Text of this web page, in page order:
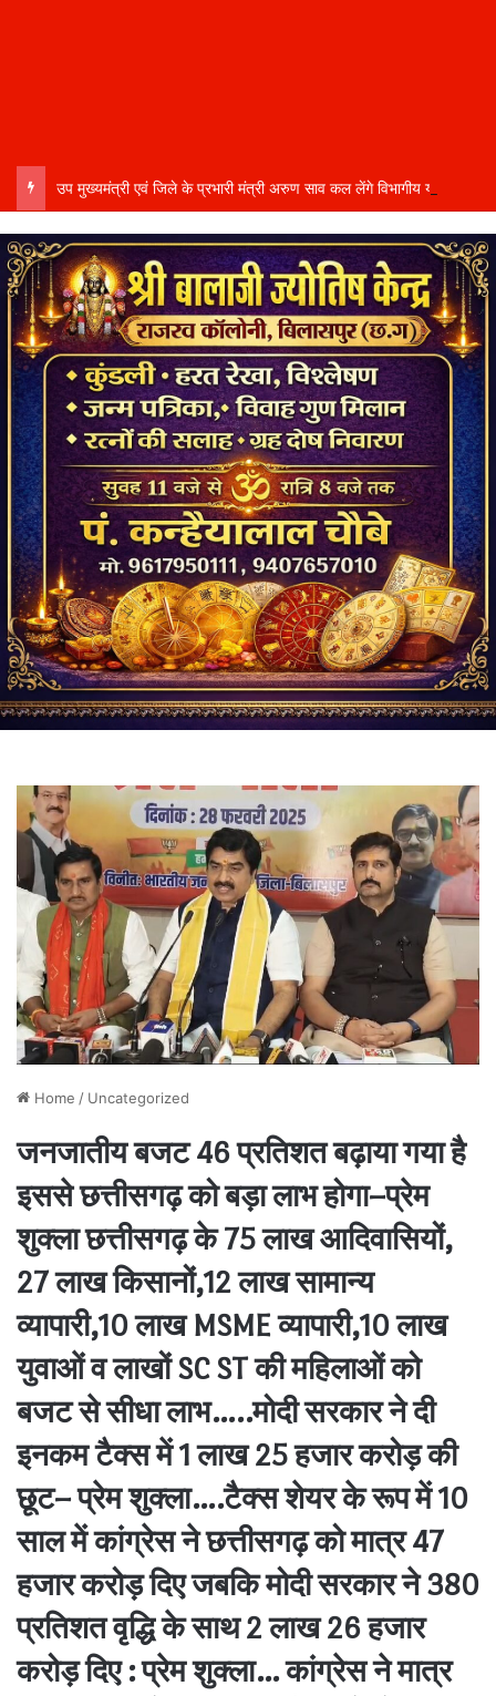
Home / Uncategorized
जनजातीय बजट 46 प्रतिशत बढ़ाया गया है
इससे छत्तीसगढ़ को बड़ा लाभ होगा–प्रेम
शुक्ला छत्तीसगढ़ के 75 लाख आदिवासियों,
27 लाख किसानों,12 लाख सामान्य
व्यापारी,10 लाख MSME व्यापारी,10 लाख
युवाओं व लाखों SC ST की महिलाओं को
बजट से सीधा लाभ…..मोदी सरकार ने दी
इनकम टैक्स में 1 लाख 25 हजार करोड़ की
छूट– प्रेम शुक्ला….टैक्स शेयर के रूप में 10
साल में कांग्रेस ने छत्तीसगढ़ को मात्र 47
हजार करोड़ दिए जबकि मोदी सरकार ने 380
प्रतिशत वृद्धि के साथ 2 लाख 26 हजार
करोड़ दिए : प्रेम शुक्ला… कांग्रेस ने मात्र